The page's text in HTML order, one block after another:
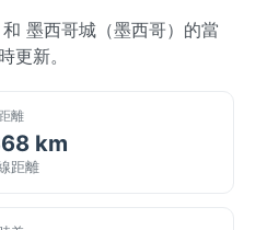
墨西哥城（墨西哥）的當
更新。
距離
km
距離